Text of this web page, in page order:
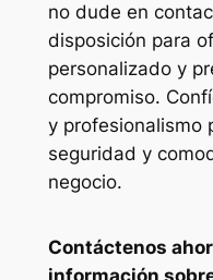
no dude en
disposición para
personalizado y
compromiso.
y profesionalismo
seguridad y
negocio.
Contáctenos
información